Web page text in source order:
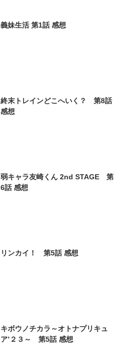
義妹生活 第1話 感想
終末トレインどこへいく？ 第8話
感想
弱キャラ友崎くん 2nd STAGE 第
6話 感想
リンカイ！ 第5話 感想
キボウノチカラ～オトナプリキュ
ア’２３～ 第5話 感想